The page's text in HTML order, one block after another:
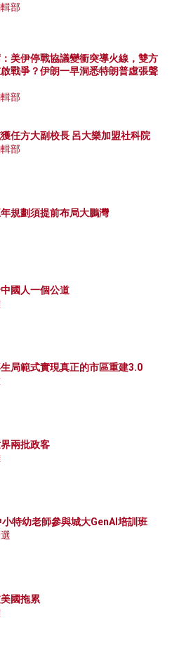
部
美伊停戰協議變衝突導火線，雙方
戰爭？伊朗一早洞悉特朗普虛張聲
部
任方大副校長 呂大樂加盟社科院
部
規劃須提前布局大鵬灣
國人一個公道
局範式實現真正的市區重建3.0
兩批政客
小特幼老師參與城大GenAI培訓班
國拖累